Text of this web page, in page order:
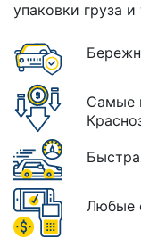
упаковки груза
Самые
Любые